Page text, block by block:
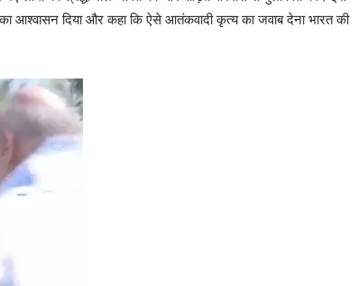
आश्वासन दिया और कहा कि ऐसे आतंकवादी कृत्य का जवाब देना भारत की